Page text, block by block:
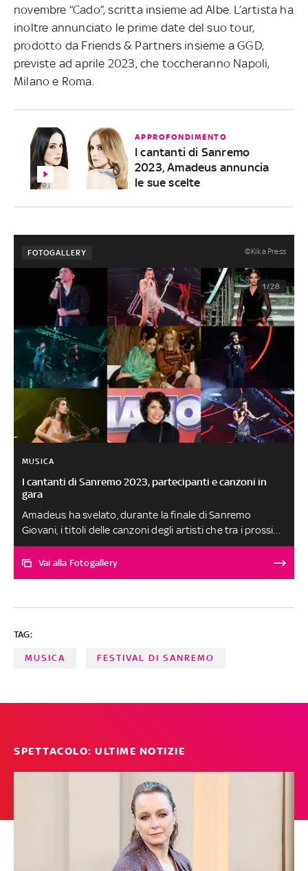
novembre “Cado”, scritta insieme ad Albe. L’artista ha
inoltre annunciato le prime date del suo tour,
prodotto da Friends & Partners insieme a GGD,
previste ad aprile 2023, che toccheranno Napoli,
Milano e Roma.
APPROFONDIMENTO
I cantanti di Sanremo
2023, Amadeus annuncia
le sue scelte
FOTOGALLERY ©Kika Press
1/28
MUSICA
I cantanti di Sanremo 2023, partecipanti e canzoni in
gara
Amadeus ha svelato, durante la finale di Sanremo
Giovani, i titoli delle canzoni degli artisti che tra i prossimi
7 e 11 febbraio saliranno sul palco del Teatro Ariston
della Città dei Fiori
Vai alla Fotogallery
TAG:
MUSICA FESTIVAL DI SANREMO
SPETTACOLO: ULTIME NOTIZIE